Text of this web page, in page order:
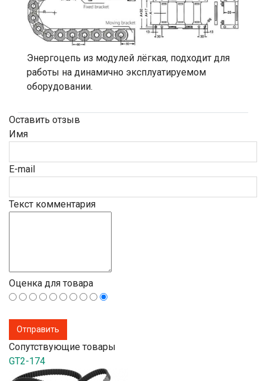
Энергоцепь из модулей лёгкая, подходит для
работы на динамично эксплуатируемом
оборудовании.
Оставить отзыв
Имя
E-mail
Текст комментария
Оценка для товара
Сопутствующие товары
GT2-174